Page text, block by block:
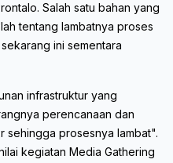
Salah satu bahan yang
tentang lambatnya proses
ini sementara
infrastruktur yang
perencanaan dan
sehingga prosesnya lambat".
kegiatan Media Gathering